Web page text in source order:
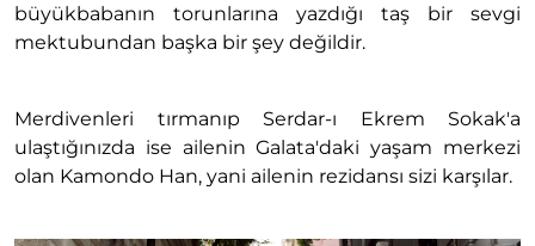
büyükbabanın torunlarına yazdığı taş bir sevgi
mektubundan başka bir şey değildir.
Merdivenleri tırmanıp Serdar-ı Ekrem Sokak'a
ulaştığınızda ise ailenin Galata'daki yaşam merkezi
olan Kamondo Han, yani ailenin rezidansı sizi karşılar.